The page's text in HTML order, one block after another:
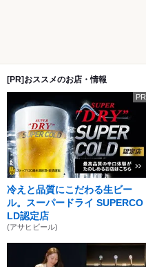
[PR]おススメのお店・情報
PR
冷えと品質にこだわる生ビー
ル。スーパードライ SUPERCO
LD認定店
(アサヒビール)